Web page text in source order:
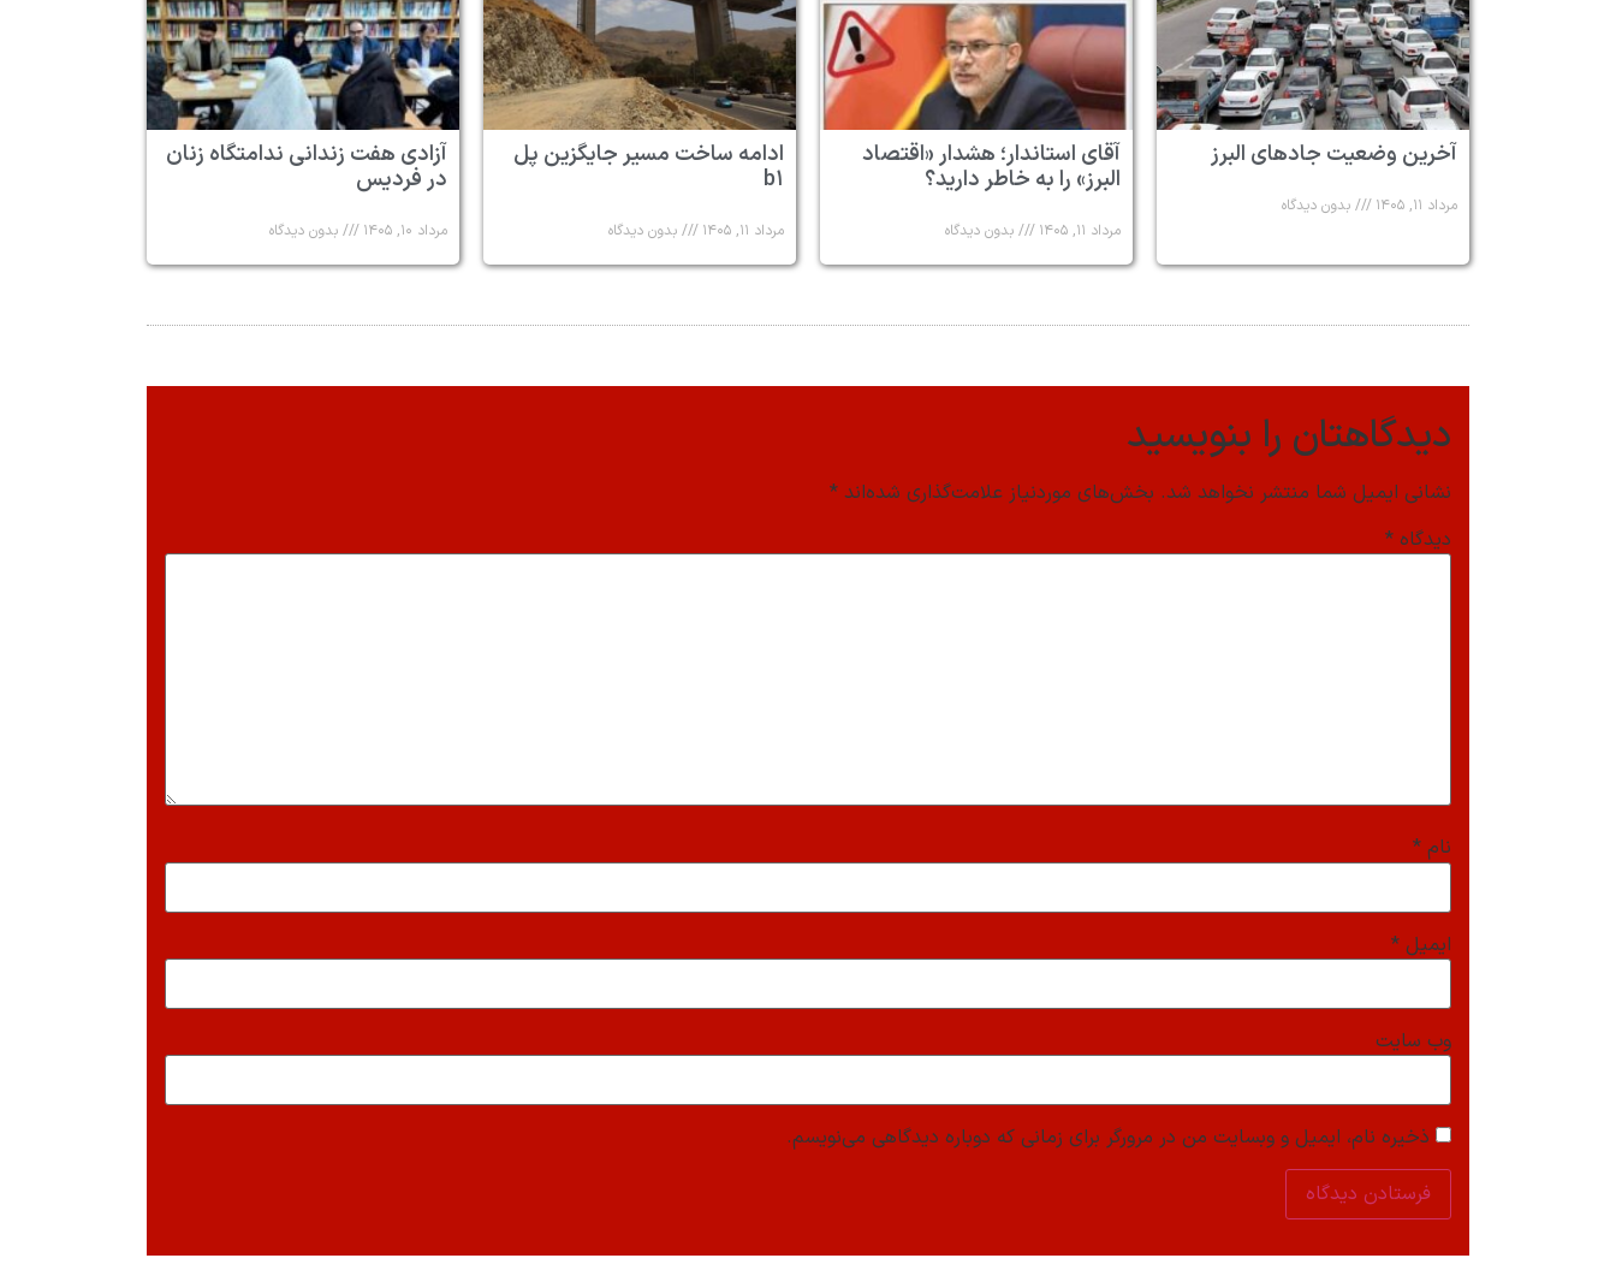
آخرین وضعیت جادهای البرز
مرداد ۱۱, ۱۴۰۵ بدون دیدگاه
آقای استاندار؛ هشدار «اقتصاد
البرز» را به خاطر دارید؟
مرداد ۱۱, ۱۴۰۵ بدون دیدگاه
ادامه ساخت مسیر جایگزین پل
b۱
مرداد ۱۱, ۱۴۰۵ بدون دیدگاه
آزادی هفت زندانی ندامتگاه زنان
در فردیس
مرداد ۱۰, ۱۴۰۵ بدون دیدگاه
دیدگاهتان را بنویسید
نشانی ایمیل شما منتشر نخواهد شد. بخش‌های موردنیاز علامت‌گذاری شده‌اند *
دیدگاه *
نام *
ایمیل *
وب‌ سایت
ذخیره نام، ایمیل و وبسایت من در مرورگر برای زمانی که دوباره دیدگاهی می‌نویسم.